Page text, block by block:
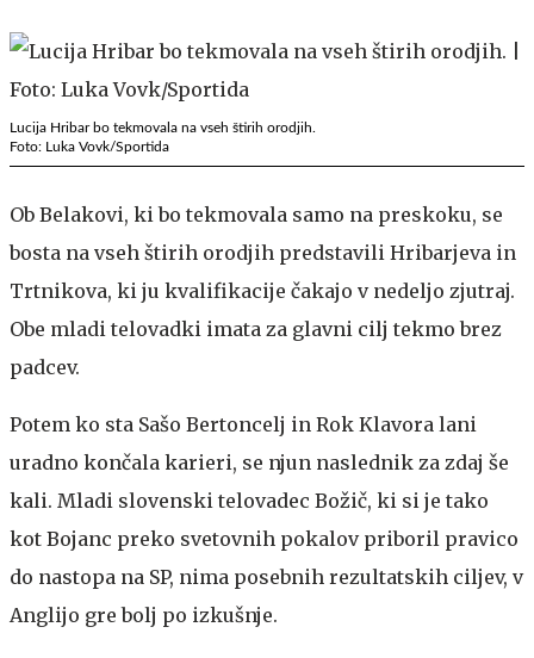
Lucija Hribar bo tekmovala na vseh štirih orodjih.
Foto: Luka Vovk/Sportida
Ob Belakovi, ki bo tekmovala samo na preskoku, se
bosta na vseh štirih orodjih predstavili Hribarjeva in
Trtnikova, ki ju kvalifikacije čakajo v nedeljo zjutraj.
Obe mladi telovadki imata za glavni cilj tekmo brez
padcev.
Potem ko sta Sašo Bertoncelj in Rok Klavora lani
uradno končala karieri, se njun naslednik za zdaj še
kali. Mladi slovenski telovadec Božič, ki si je tako
kot Bojanc preko svetovnih pokalov priboril pravico
do nastopa na SP, nima posebnih rezultatskih ciljev, v
Anglijo gre bolj po izkušnje.